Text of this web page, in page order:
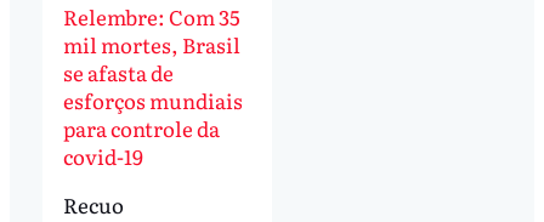
Relembre: Com 35
mil mortes, Brasil
se afasta de
esforços mundiais
para controle da
covid-19
Recuo